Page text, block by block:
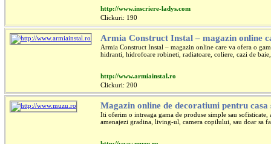
http://www.inscriere-ladys.com
Clickuri: 190
Armia Construct Instal – magazin online
Armia Construct Instal – magazin online care va ofera o
hidranti, hidrofoare robineti, radiatoare, coliere, cazi de
http://www.armiainstal.ro
Clickuri: 200
Magazin online de decoratiuni pentru casa
Iti oferim o intreaga gama de produse simple sau
amenajezi gradina, living-ul, camera copilului, sau doar sa